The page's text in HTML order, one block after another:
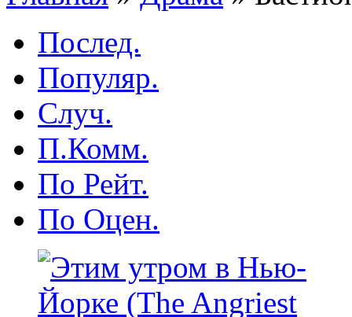
Послед.
Популяр.
Случ.
П.Комм.
По Рейт.
По Оцен.